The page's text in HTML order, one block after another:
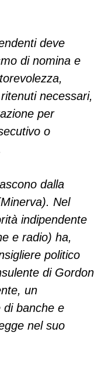
deve
di nomina e
necessari,
per
o
dalla
Nel
indipendente
e radio) ha,
politico
di Gordon
un
di banche e
nel suo